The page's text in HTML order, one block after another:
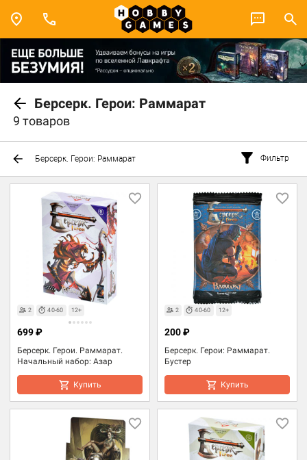
Берсерк. Герои: Раммарат
9 товаров
Берсерк. Герои: Раммарат Фильтр
2 40-60 12+
Берсерк. Герои. Раммарат.
Начальный набор: Азар
699 ₽
Купить
2 40-60 12+
Берсерк. Герои: Раммарат.
Бустер
200 ₽
Купить